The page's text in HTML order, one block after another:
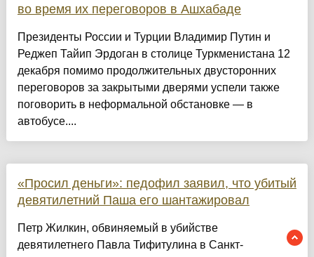
во время их переговоров в Ашхабаде
Президенты России и Турции Владимир Путин и
Реджеп Тайип Эрдоган в столице Туркменистана 12
декабря помимо продолжительных двусторонних
переговоров за закрытыми дверями успели также
поговорить в неформальной обстановке — в
автобусе....
«Просил деньги»: педофил заявил, что убитый
девятилетний Паша его шантажировал
Петр Жилкин, обвиняемый в убийстве
девятилетнего Павла Тифитулина в Санкт-